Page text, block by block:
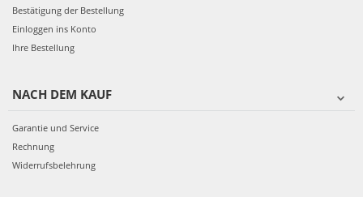
Bestätigung der Bestellung
Einloggen ins Konto
Ihre Bestellung
NACH DEM KAUF
Garantie und Service
Rechnung
Widerrufsbelehrung